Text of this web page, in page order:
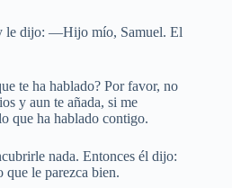
le dijo: —Hijo mío, Samuel. El
te ha hablado? Por favor, no
y aun te añada, si me
que ha hablado contigo.
nada. Entonces él dijo:
le parezca bien.